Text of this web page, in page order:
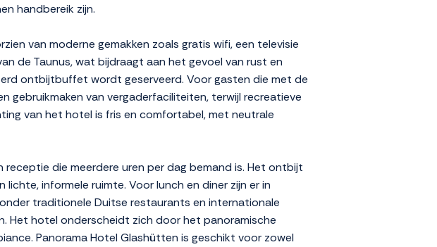
handbereik zijn.
van moderne gemakken zoals gratis wifi, een televisie
de Taunus, wat bijdraagt aan het gevoel van rust en
ontbijtbuffet wordt geserveerd. Voor gasten die met de
gebruikmaken van vergaderfaciliteiten, terwijl recreatieve
van het hotel is fris en comfortabel, met neutrale
receptie die meerdere uren per dag bemand is. Het ontbijt
informele ruimte. Voor lunch en diner zijn er in
traditionele Duitse restaurants en internationale
Het hotel onderscheidt zich door het panoramische
Panorama Hotel Glashütten is geschikt voor zowel